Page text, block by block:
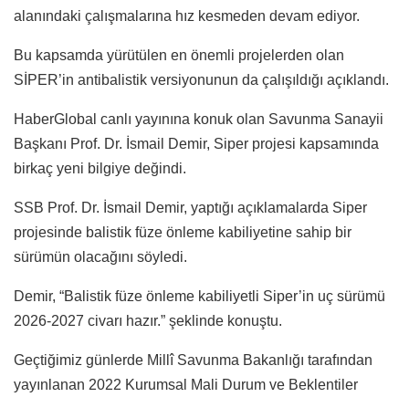
alanındaki çalışmalarına hız kesmeden devam ediyor.
Bu kapsamda yürütülen en önemli projelerden olan
SİPER’in antibalistik versiyonunun da çalışıldığı açıklandı.
HaberGlobal canlı yayınına konuk olan Savunma Sanayii
Başkanı Prof. Dr. İsmail Demir, Siper projesi kapsamında
birkaç yeni bilgiye değindi.
SSB Prof. Dr. İsmail Demir, yaptığı açıklamalarda Siper
projesinde balistik füze önleme kabiliyetine sahip bir
sürümün olacağını söyledi.
Demir, “Balistik füze önleme kabiliyetli Siper’in uç sürümü
2026-2027 civarı hazır.” şeklinde konuştu.
Geçtiğimiz günlerde Millî Savunma Bakanlığı tarafından
yayınlanan 2022 Kurumsal Mali Durum ve Beklentiler